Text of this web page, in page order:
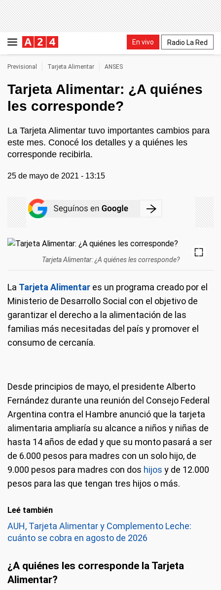
En vivo Radio La Red
Previsional Tarjeta Alimentar ANSES
Tarjeta Alimentar: ¿A quiénes
les corresponde?
La Tarjeta Alimentar tuvo importantes cambios para
este mes. Conocé los detalles y a quiénes les
corresponde recibirla.
25 de mayo de 2021 - 13:15
Tarjeta Alimentar: ¿A quiénes les corresponde?
La Tarjeta Alimentar es un programa creado por el
Ministerio de Desarrollo Social con el objetivo de
garantizar el derecho a la alimentación de las
familias más necesitadas del país y promover el
consumo de cercanía.
Desde principios de mayo, el presidente Alberto
Fernández durante una reunión del Consejo Federal
Argentina contra el Hambre anunció que la tarjeta
alimentaria ampliaría su alcance a niños y niñas de
hasta 14 años de edad y que su monto pasará a ser
de 6.000 pesos para madres con un solo hijo, de
9.000 pesos para madres con dos hijos y de 12.000
pesos para las que tengan tres hijos o más.
Leé también
AUH, Tarjeta Alimentar y Complemento Leche:
cuánto se cobra en agosto de 2026
¿A quiénes les corresponde la Tarjeta
Alimentar?